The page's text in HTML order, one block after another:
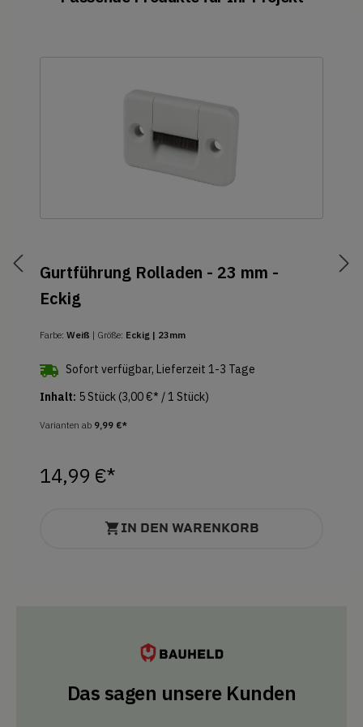
Gurtführung Rolladen - 23 mm -
Eckig
Farbe: Weiß | Größe: Eckig | 23mm
Sofort verfügbar, Lieferzeit 1-3 Tage
Inhalt: 5 Stück (3,00 €* / 1 Stück)
Varianten ab 9,99 €*
14,99 €*
IN DEN WARENKORB
Das sagen unsere Kunden